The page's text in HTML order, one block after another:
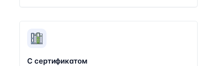
С сертификатом